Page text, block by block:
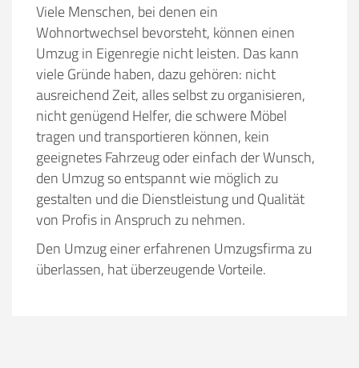
Viele Menschen, bei denen ein
Wohnortwechsel bevorsteht, können einen
Umzug in Eigenregie nicht leisten. Das kann
viele Gründe haben, dazu gehören: nicht
ausreichend Zeit, alles selbst zu organisieren,
nicht genügend Helfer, die schwere Möbel
tragen und transportieren können, kein
geeignetes Fahrzeug oder einfach der Wunsch,
den Umzug so entspannt wie möglich zu
gestalten und die Dienstleistung und Qualität
von Profis in Anspruch zu nehmen.
Den Umzug einer erfahrenen Umzugsfirma zu
überlassen, hat überzeugende Vorteile.